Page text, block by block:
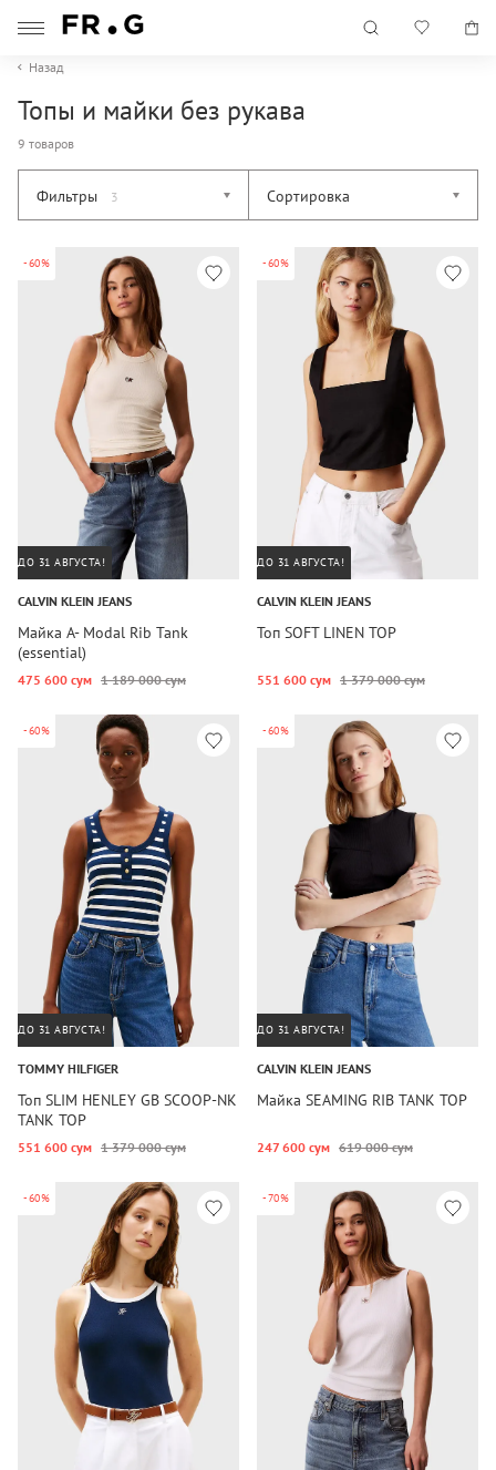
Назад
Топы и майки без рукава
9 товаров
Фильтры 3 Сортировка
-60%
ДО 31 АВГУСТА!
CALVIN KLEIN JEANS
Майка A- Modal Rib Tank
(essential)
475 600 сум 1 189 000 сум
-60%
ДО 31 АВГУСТА!
CALVIN KLEIN JEANS
Топ SOFT LINEN TOP
551 600 сум 1 379 000 сум
-60%
ДО 31 АВГУСТА!
TOMMY HILFIGER
Топ SLIM HENLEY GB SCOOP-NK
TANK TOP
551 600 сум 1 379 000 сум
-60%
ДО 31 АВГУСТА!
CALVIN KLEIN JEANS
Майка SEAMING RIB TANK TOP
247 600 сум 619 000 сум
-60% -70%